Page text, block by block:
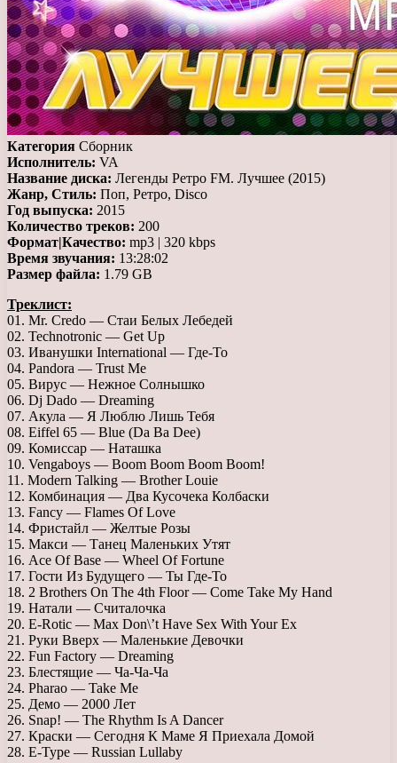
Категория Сборник
Исполнитель: VA
Название диска: Легенды Ретро FM. Лучшее (2015)
Жанр, Стиль: Поп, Ретро, Disco
Год выпуска: 2015
Количество треков: 200
Формат|Качество: mp3 | 320 kbps
Время звучания: 13:28:02
Размер файла: 1.79 GB
Треклист:
01. Mr. Credo — Стаи Белых Лебедей
02. Technotronic — Get Up
03. Иванушки International — Где-То
04. Pandora — Trust Me
05. Вирус — Нежное Солнышко
06. Dj Dado — Dreaming
07. Акула — Я Люблю Лишь Тебя
08. Eiffel 65 — Blue (Da Ba Dee)
09. Комиссар — Наташка
10. Vengaboys — Boom Boom Boom Boom!
11. Modern Talking — Brother Louie
12. Комбинация — Два Кусочека Колбаски
13. Fancy — Flames Of Love
14. Фристайл — Желтые Розы
15. Макси — Танец Маленьких Утят
16. Ace Of Base — Wheel Of Fortune
17. Гости Из Будущего — Ты Где-То
18. 2 Brothers On The 4th Floor — Come Take My Hand
19. Натали — Считалочка
20. E-Rotic — Max Don\’t Have Sex With Your Ex
21. Руки Вверх — Маленькие Девочки
22. Fun Factory — Dreaming
23. Блестящие — Ча-Ча-Ча
24. Pharao — Take Me
25. Демо — 2000 Лет
26. Snap! — The Rhythm Is A Dancer
27. Краски — Сегодня К Маме Я Приехала Домой
28. E-Type — Russian Lullaby